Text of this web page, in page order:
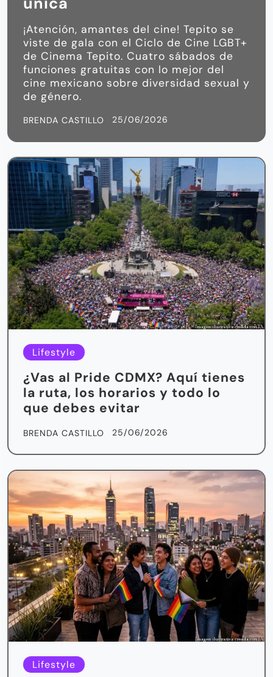
¡Atención, amantes del cine! Tepito se
viste de gala con el Ciclo de Cine LGBT+
de Cinema Tepito. Cuatro sábados de
funciones gratuitas con lo mejor del
cine mexicano sobre diversidad sexual y
de género.
BRENDA CASTILLO 25/06/2026
Lifestyle
¿Vas al Pride CDMX? Aquí tienes
la ruta, los horarios y todo lo
que debes evitar
BRENDA CASTILLO 25/06/2026
Lifestyle